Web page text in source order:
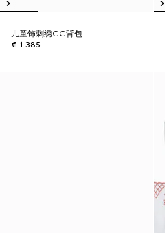
儿童饰刺绣GG背包
€ 1.385